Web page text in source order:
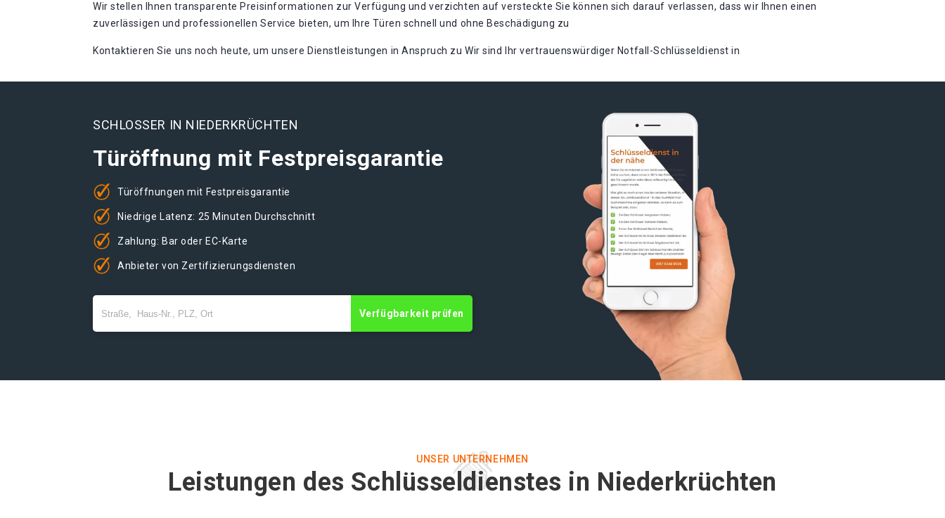
Wir stellen Ihnen transparente Preisinformationen zur Verfügung und verzichten auf versteckte Sie können sich darauf verlassen, dass wir Ihnen einen
zuverlässigen und professionellen Service bieten, um Ihre Türen schnell und ohne Beschädigung zu
Kontaktieren Sie uns noch heute, um unsere Dienstleistungen in Anspruch zu Wir sind Ihr vertrauenswürdiger Notfall-Schlüsseldienst in
SCHLOSSER IN NIEDERKRÜCHTEN
Türöffnung mit Festpreisgarantie
Türöffnungen mit Festpreisgarantie
Niedrige Latenz: 25 Minuten Durchschnitt
Zahlung: Bar oder EC-Karte
Anbieter von Zertifizierungsdiensten
Verfügbarkeit prüfen
UNSER UNTERNEHMEN
Leistungen des Schlüsseldienstes in Niederkrüchten